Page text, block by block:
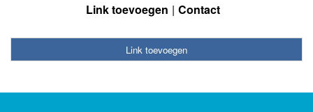
Link toevoegen Contact
Link toevoegen